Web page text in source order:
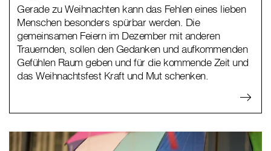
Gerade zu Weihnachten kann das Fehlen eines lieben
Menschen besonders spürbar werden. Die
gemeinsamen Feiern im Dezember mit anderen
Trauernden, sollen den Gedanken und aufkommenden
Gefühlen Raum geben und für die kommende Zeit und
das Weihnachtsfest Kraft und Mut schenken.